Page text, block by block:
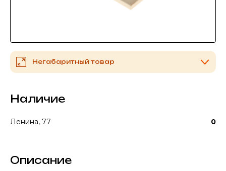
Негабаритный товар
Наличие
Ленина, 77 0
Описание